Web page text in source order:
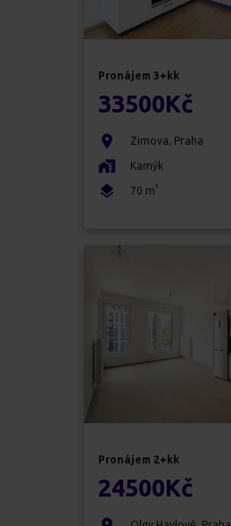
Pronájem 3+kk
33500Kč
Zimova, Praha
Kamýk
70 m 2
Pronájem 2+kk
24500Kč